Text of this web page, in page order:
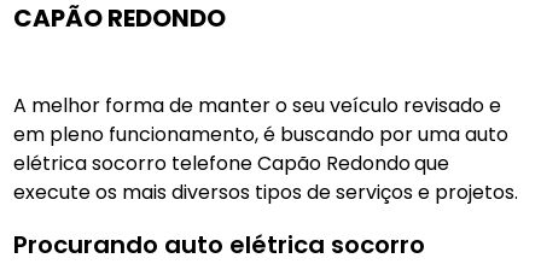
CAPÃO REDONDO
A melhor forma de manter o seu veículo revisado e
em pleno funcionamento, é buscando por uma auto
elétrica socorro telefone Capão Redondoque
execute os mais diversos tipos de serviços e projetos.
Procurando auto elétrica socorro